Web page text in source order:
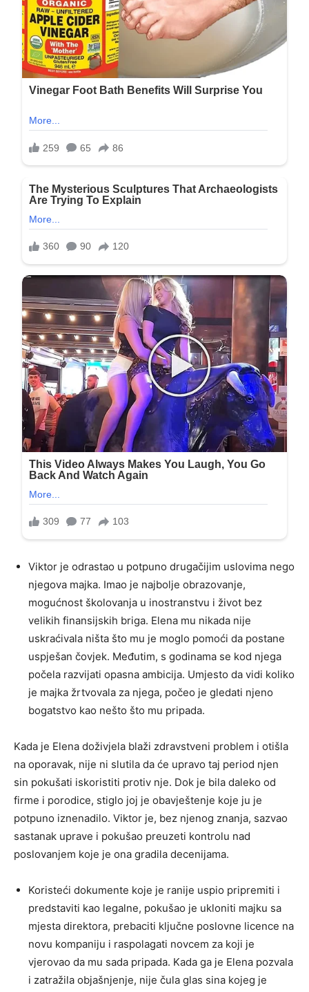
Viktor je odrastao u potpuno drugačijim uslovima nego
njegova majka. Imao je najbolje obrazovanje,
mogućnost školovanja u inostranstvu i život bez
velikih finansijskih briga. Elena mu nikada nije
uskraćivala ništa što mu je moglo pomoći da postane
uspješan čovjek. Međutim, s godinama se kod njega
počela razvijati opasna ambicija. Umjesto da vidi koliko
je majka žrtvovala za njega, počeo je gledati njeno
bogatstvo kao nešto što mu pripada.
Kada je Elena doživjela blaži zdravstveni problem i otišla
na oporavak, nije ni slutila da će upravo taj period njen
sin pokušati iskoristiti protiv nje. Dok je bila daleko od
firme i porodice, stiglo joj je obavještenje koje ju je
potpuno iznenadilo. Viktor je, bez njenog znanja, sazvao
sastanak uprave i pokušao preuzeti kontrolu nad
poslovanjem koje je ona gradila decenijama.
Koristeći dokumente koje je ranije uspio pripremiti i
predstaviti kao legalne, pokušao je ukloniti majku sa
mjesta direktora, prebaciti ključne poslovne licence na
novu kompaniju i raspolagati novcem za koji je
vjerovao da mu sada pripada. Kada ga je Elena pozvala
i zatražila objašnjenje, nije čula glas sina kojeg je